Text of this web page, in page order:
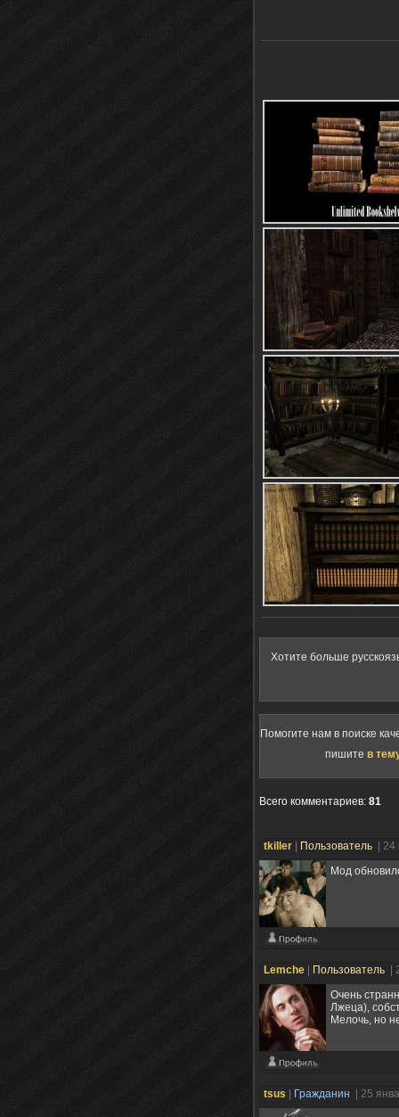
Хотите больше
Помогите нам в поиске
пишите в
Всего комментариев: 81
tkiller Пользователь
|
Мод
Lemche Пользователь
|
Очень
Лжеца),
Мелочь, но
tsus Гражданин | 25